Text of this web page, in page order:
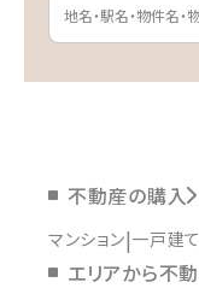
不動産の購入
マンション 一戸建て
エリアから不